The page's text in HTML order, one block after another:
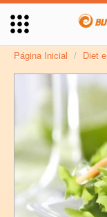
Página Inicial / Diet